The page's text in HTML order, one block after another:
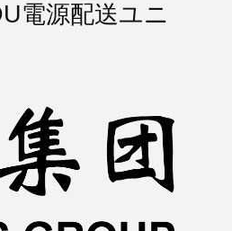
電源配送ユニ